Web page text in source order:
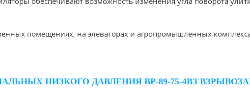
помещениях, на элеваторах и агропромышленных
НИЗКОГО ДАВЛЕНИЯ ВР-89-75-4ВЗ